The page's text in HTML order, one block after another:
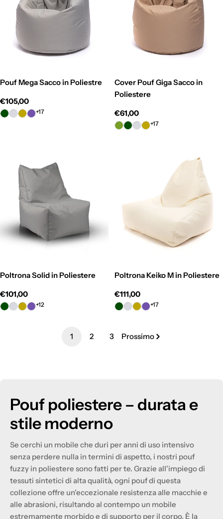
Pouf Mega Sacco in Poliestre
Prezzo
normale
€105,00
+17
Cover Pouf Giga Sacco in
Poliestere
Prezzo
normale
€61,00
+17
Poltrona Solid in Poliestere
Prezzo
normale
€101,00
+12
Poltrona Keiko M in Poliestere
Prezzo
normale
€111,00
+17
1 2 3 Prossimo
Pouf poliestere – durata e
stile moderno
Se cerchi un mobile che duri per anni di uso intensivo
senza perdere nulla in termini di aspetto, i nostri pouf
fuzzy in poliestere sono fatti per te. Grazie all'impiego di
tessuti sintetici di alta qualità, ogni pouf di questa
collezione offre un'eccezionale resistenza alle macchie e
alle abrasioni, risultando al contempo un mobile
estremamente morbido e di supporto per il corpo. È la